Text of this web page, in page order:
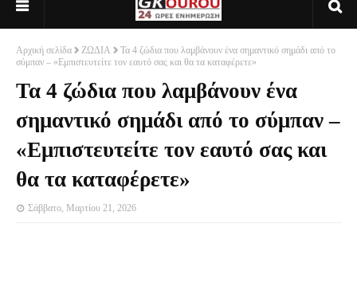
Αρχική σελίδα ΖΩΔΙΑ
Τα 4 ζώδια που λαμβάνουν ένα σημαντικό σημάδι από το
σύμπαν – «Εμπιστευτείτε τον εαυτό σας και θα τα καταφέρετε»
Τα 4 ζώδια που λαμβάνουν ένα
σημαντικό σημάδι από το σύμπαν –
«Εμπιστευτείτε τον εαυτό σας και
θα τα καταφέρετε»
Σάββατο, Μαρτίου 21, 2026